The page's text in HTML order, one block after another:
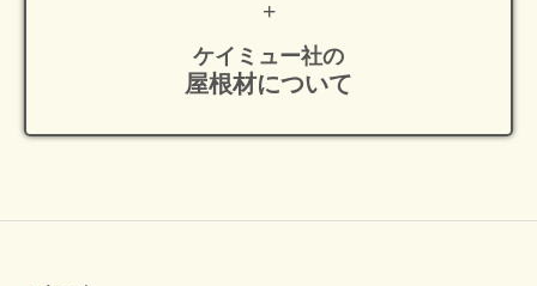
ケイミュー社の
屋根材について